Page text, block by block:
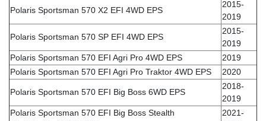
Polaris Sportsman 570 X2 EFI 4WD EPS
2015-
2019
Polaris Sportsman 570 SP EFI 4WD EPS
2015-
2019
Polaris Sportsman 570 EFI Agri Pro 4WD EPS
2019
Polaris Sportsman 570 EFI Agri Pro Traktor 4WD EPS
2020
Polaris Sportsman 570 EFI Big Boss 6WD EPS
2018-
2019
Polaris Sportsman 570 EFI Big Boss Stealth
2021-